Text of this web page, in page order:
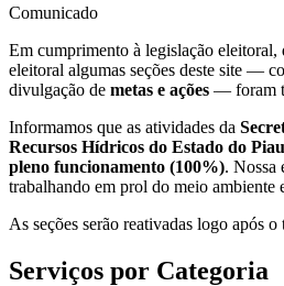
Comunicado
Em cumprimento à legislação eleitoral,
eleitoral algumas seções deste site —
divulgação de metas e ações — foram
Informamos que as atividades da
Recursos Hídricos do Estado do
pleno funcionamento (100%). Nossa
trabalhando em prol do meio ambiente
As seções serão reativadas logo após
Serviços por Categoria